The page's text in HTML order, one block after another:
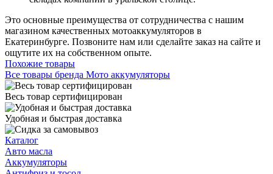
Это основные преимущества от сотрудничества с нашим
магазином качественных мотоаккумуляторов в
Екатеринбурге. Позвоните нам или сделайте заказ на сайте и
ощутите их на собственном опыте.
Похожие товары
Все товары бренда Мото аккумуляторы
Весь товар сертифицирован
Удобная и быстрая доставка
Каталог
Авто масла
Аккумуляторы